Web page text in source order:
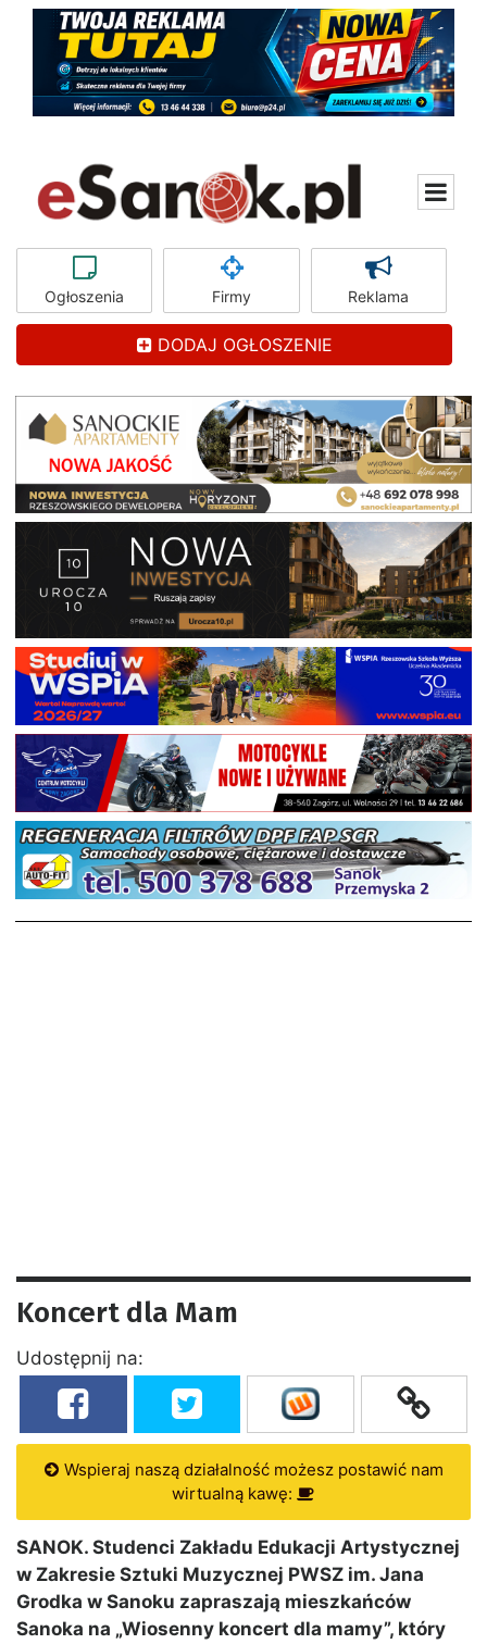
Ogłoszenia Firmy Reklama
DODAJ OGŁOSZENIE
Koncert dla Mam
Udostępnij na:
Wspieraj naszą działalność możesz postawić nam
wirtualną kawę:
SANOK. Studenci Zakładu Edukacji Artystycznej
w Zakresie Sztuki Muzycznej PWSZ im. Jana
Grodka w Sanoku zapraszają mieszkańców
Sanoka na „Wiosenny koncert dla mamy”, który